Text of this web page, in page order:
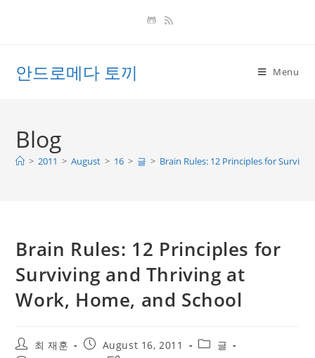
안드로메다 토끼 Menu
Blog
> 2011 > August > 16 > 글 > Brain Rules: 12 Principles for
Brain Rules: 12 Principles for
Surviving and Thriving at
Work, Home, and School
Post최 재훈
PostAugust 16, 2011
Post글